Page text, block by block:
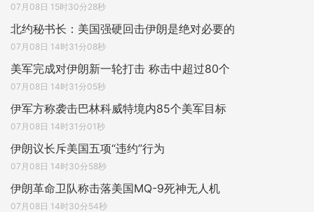
07月08日 15时30分28秒
北约秘书长：美国强硬回击伊朗是绝对必要的
07月08日 14时31分08秒
美军完成对伊朗新一轮打击 称击中超过80个
07月08日 14时31分05秒
伊军方称袭击巴林科威特境内85个美军目标
07月08日 14时31分01秒
伊朗议长斥美国五项“违约”行为
07月08日 14时30分58秒
伊朗革命卫队称击落美国MQ-9死神无人机
07月08日 14时30分54秒